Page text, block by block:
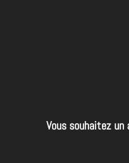
Vous souhaitez